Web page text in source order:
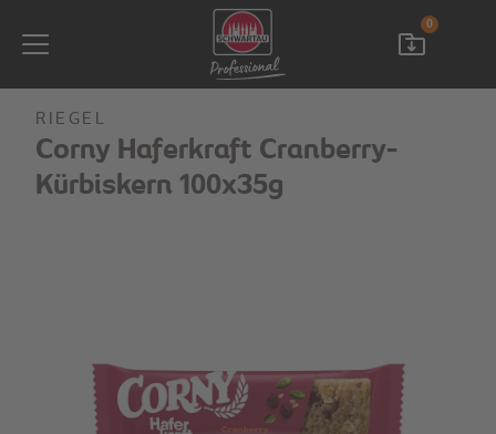
0
RIEGEL
Corny Haferkraft Cranberry-
Kürbiskern 100x35g